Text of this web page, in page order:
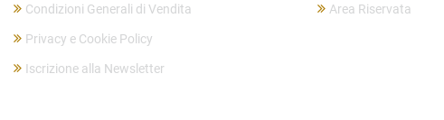
Condizioni Generali di Vendita
Privacy e Cookie Policy
Iscrizione alla Newsletter
Area Riservata